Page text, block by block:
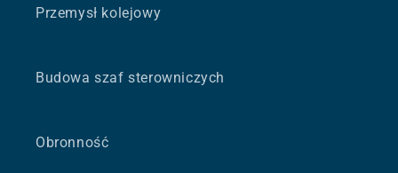
Przemysł kolejowy
Budowa szaf sterowniczych
Obronność